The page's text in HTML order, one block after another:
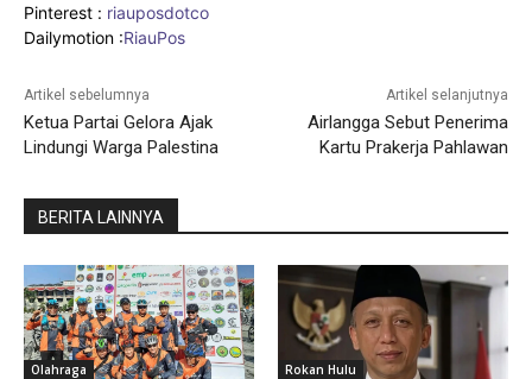
Pinterest : riauposdotco
Dailymotion :RiauPos
Artikel sebelumnya
Ketua Partai Gelora Ajak
Lindungi Warga Palestina
Artikel selanjutnya
Airlangga Sebut Penerima
Kartu Prakerja Pahlawan
BERITA LAINNYA
Olahraga Rokan Hulu